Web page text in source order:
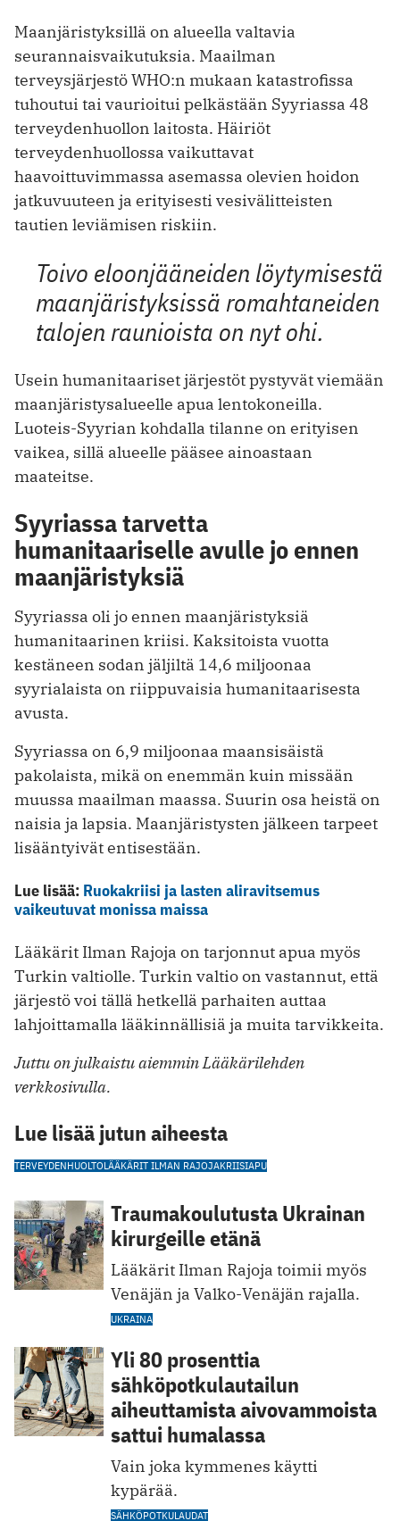
Maanjäristyksillä on alueella valtavia
seurannaisvaikutuksia. Maailman
terveysjärjestö WHO:n mukaan katastrofissa
tuhoutui tai vaurioitui pelkästään Syyriassa 48
terveydenhuollon laitosta. Häiriöt
terveydenhuollossa vaikuttavat
haavoittuvimmassa asemassa olevien hoidon
jatkuvuuteen ja erityisesti vesivälitteisten
tautien leviämisen riskiin.
Toivo eloonjääneiden löytymisestä
maanjäristyksissä romahtaneiden
talojen raunioista on nyt ohi.
Usein humanitaariset järjestöt pystyvät viemään
maanjäristysalueelle apua lentokoneilla.
Luoteis-Syyrian kohdalla tilanne on erityisen
vaikea, sillä alueelle pääsee ainoastaan
maateitse.
Syyriassa tarvetta
humanitaariselle avulle jo ennen
maanjäristyksiä
Syyriassa oli jo ennen maanjäristyksiä
humanitaarinen kriisi. Kaksitoista vuotta
kestäneen sodan jäljiltä 14,6 miljoonaa
syyrialaista on riippuvaisia humanitaarisesta
avusta.
Syyriassa on 6,9 miljoonaa maansisäistä
pakolaista, mikä on enemmän kuin missään
muussa maailman maassa. Suurin osa heistä on
naisia ja lapsia. Maanjäristysten jälkeen tarpeet
lisääntyivät entisestään.
Lue lisää: Ruokakriisi ja lasten aliravitsemus
vaikeutuvat monissa maissa
Lääkärit Ilman Rajoja on tarjonnut apua myös
Turkin valtiolle. Turkin valtio on vastannut, että
järjestö voi tällä hetkellä parhaiten auttaa
lahjoittamalla lääkinnällisiä ja muita tarvikkeita.
Juttu on julkaistu aiemmin Lääkärilehden
verkkosivulla.
Lue lisää jutun aiheesta
TERVEYDENHUOLTOLÄÄKÄRIT ILMAN RAJOJAKRIISIAPU
Traumakoulutusta Ukrainan
kirurgeille etänä
Lääkärit Ilman Rajoja toimii myös
Venäjän ja Valko-Venäjän rajalla.
UKRAINA
Yli 80 prosenttia
sähköpotkulautailun
aiheuttamista aivovammoista
sattui humalassa
Vain joka kymmenes käytti
kypärää.
SÄHKÖPOTKULAUDAT